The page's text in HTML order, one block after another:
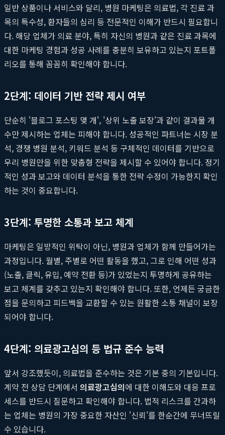
일반 상품이나 서비스와 달리, 병원 마케팅은 의료법, 각 진료 과
목의 특수성, 환자들의 심리 등 전문적인 이해가 반드시 필요합니
다. 해당 업체가 의료 분야, 특히 자신의 병원과 같은 진료 과목에
대한 마케팅 경험과 성공 사례를 충분히 보유하고 있는지 포트폴
리오를 통해 꼼꼼히 확인해야 합니다.
2단계: 데이터 기반 전략 제시 여부
단순히 '블로그 포스팅 몇 개', '상위 노출 보장'과 같이 결과물 개
수만 제시하는 업체는 피해야 합니다. 성공적인 파트너는 시장 분
석, 경쟁 병원 분석, 키워드 분석 등 구체적인 데이터를 기반으로
우리 병원만을 위한 맞춤형 전략을 제시할 수 있어야 합니다. 정기
적인 성과 보고와 데이터 분석을 통한 전략 수정이 가능한지 확인
하는 것이 중요합니다.
3단계: 투명한 소통과 보고 체계
마케팅은 일방적인 위탁이 아닌, 병원과 업체가 함께 만들어가는
과정입니다. 월별, 주별로 어떤 활동을 했고, 그로 인해 어떤 성과
(노출, 클릭, 유입, 예약 전환 등)가 있었는지 투명하게 공유하는
보고 체계를 갖추고 있는지 확인해야 합니다. 또한, 언제든 궁금한
점을 문의하고 피드백을 교환할 수 있는 원활한 소통 채널이 보장
되어야 합니다.
4단계: 의료광고심의 등 법규 준수 능력
앞서 강조했듯이, 의료법을 준수하는 것은 기본 중의 기본입니다.
계약 전 상담 단계에서 의료광고심의에 대한 이해도와 대응 프로
세스를 반드시 질문하고 확인해야 합니다. 법적 리스크를 간과하
는 업체는 병원의 가장 중요한 자산인 '신뢰'를 한순간에 무너뜨릴
수 있습니다.